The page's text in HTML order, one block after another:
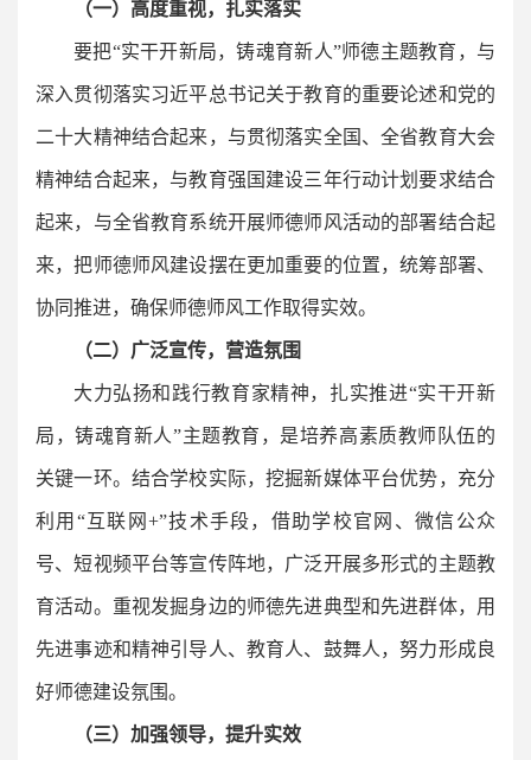
（一）高度重视，扎实落实
要把“实干开新局，铸魂育新人”师德主题教育，与
深入贯彻落实习近平总书记关于教育的重要论述和党的
二十大精神结合起来，与贯彻落实全国、全省教育大会
精神结合起来，与教育强国建设三年行动计划要求结合
起来，与全省教育系统开展师德师风活动的部署结合起
来，把师德师风建设摆在更加重要的位置，统筹部署、
协同推进，确保师德师风工作取得实效。
（二）广泛宣传，营造氛围
大力弘扬和践行教育家精神，扎实推进“实干开新
局，铸魂育新人”主题教育，是培养高素质教师队伍的
关键一环。结合学校实际，挖掘新媒体平台优势，充分
利用“互联网+”技术手段，借助学校官网、微信公众
号、短视频平台等宣传阵地，广泛开展多形式的主题教
育活动。重视发掘身边的师德先进典型和先进群体，用
先进事迹和精神引导人、教育人、鼓舞人，努力形成良
好师德建设氛围。
（三）加强领导，提升实效